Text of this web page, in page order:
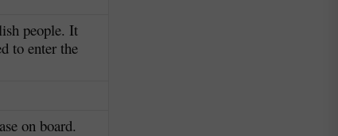
people. It
to enter the
on board.